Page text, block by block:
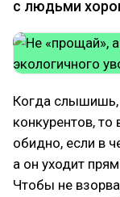
с людьми
Когда слышишь,
конкурентов, то
обидно, если в
а он уходит
Чтобы не